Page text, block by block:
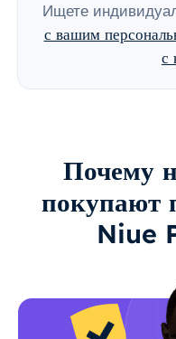
Ищете
с вашим
с
Почему
покупают
Niue